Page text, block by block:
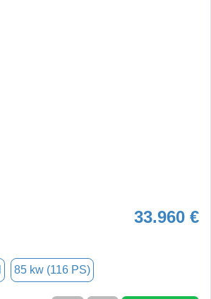
33.960 €
85 kw (116 PS)